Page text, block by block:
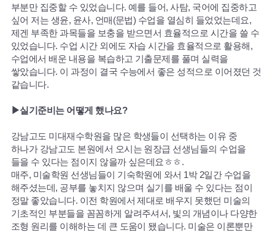
부분만 집중할 수 있었습니다. 예를 들어, 사탐, 국어에 집중하고
싶어 저는 생윤, 윤사, 언매(문법) 수업을 열심히 들었었는데요,
제겐 부족한 과목들을 보충을 받으면서 효율적으로 시간을 쓸 수
있었습니다. 수업 시간 외에도 자습 시간을 효율적으로 활용해,
수업에서 배운 내용을 복습하고 기출문제를 풀며 실력을
쌓았습니다. 이 과정이 결국 수능에서 좋은 성적으로 이어졌던 것
같습니다.
▶실기준비는 어떻게 했나요?
강남고도 미대재수학원을 많은 학생들이 선택하는 이유 중
하나가 강남고도 본원에서 오시는 원장급 선생님들의 수업을
들을 수 있다는 점이지 않을까 싶은데요ㅎㅎ.
매주, 미술학원 선생님들이 기숙학원에 와서 1박 2일간 수업을
해주셨는데, 공부를 놓치지 않으며 실기를 배울 수 있다는 점이
정말 좋았습니다. 이전 학원에서 제대로 배우지 못했던 미술의
기초적인 부분들을 꼼꼼하게 알려주셔서, 빛의 개념이나 다양한
조형 원리를 이해하는 데 큰 도움이 됐습니다. 미술은 이론뿐만